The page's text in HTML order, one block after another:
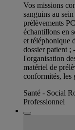
Vos missions
sanguins au
prélèvements
échantillons en
et téléphonique
dossier patient ;
l'organisation
matériel de
conformités, les
Santé - Social
Professionnel